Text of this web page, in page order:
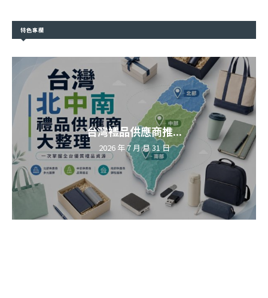
特色專欄
台灣禮品供應商推...
2026 年 7 月 月 31 日